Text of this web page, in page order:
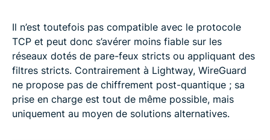
Il n’est toutefois pas compatible avec le protocole
TCP et peut donc s’avérer moins fiable sur les
réseaux dotés de pare-feux stricts ou appliquant des
filtres stricts. Contrairement à Lightway, WireGuard
ne propose pas de chiffrement post-quantique ; sa
prise en charge est tout de même possible, mais
uniquement au moyen de solutions alternatives.